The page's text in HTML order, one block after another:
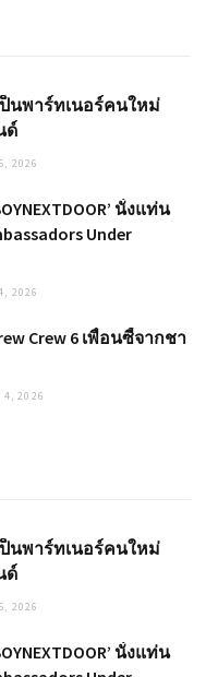
นพาร์ทเนอร์คนใหม่
ด์
2026
นั่งแท่น
Under
2026
Crew 6 เพื่อนซี้จากชา
4, 2026
นพาร์ทเนอร์คนใหม่
ด์
2026
นั่งแท่น